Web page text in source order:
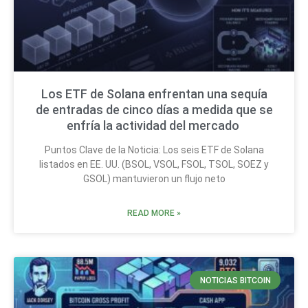
Los ETF de Solana enfrentan una sequía
de entradas de cinco días a medida que se
enfría la actividad del mercado
Puntos Clave de la Noticia: Los seis ETF de Solana
listados en EE. UU. (BSOL, VSOL, FSOL, TSOL, SOEZ y
GSOL) mantuvieron un flujo neto
READ MORE »
NOTICIAS BITCOIN